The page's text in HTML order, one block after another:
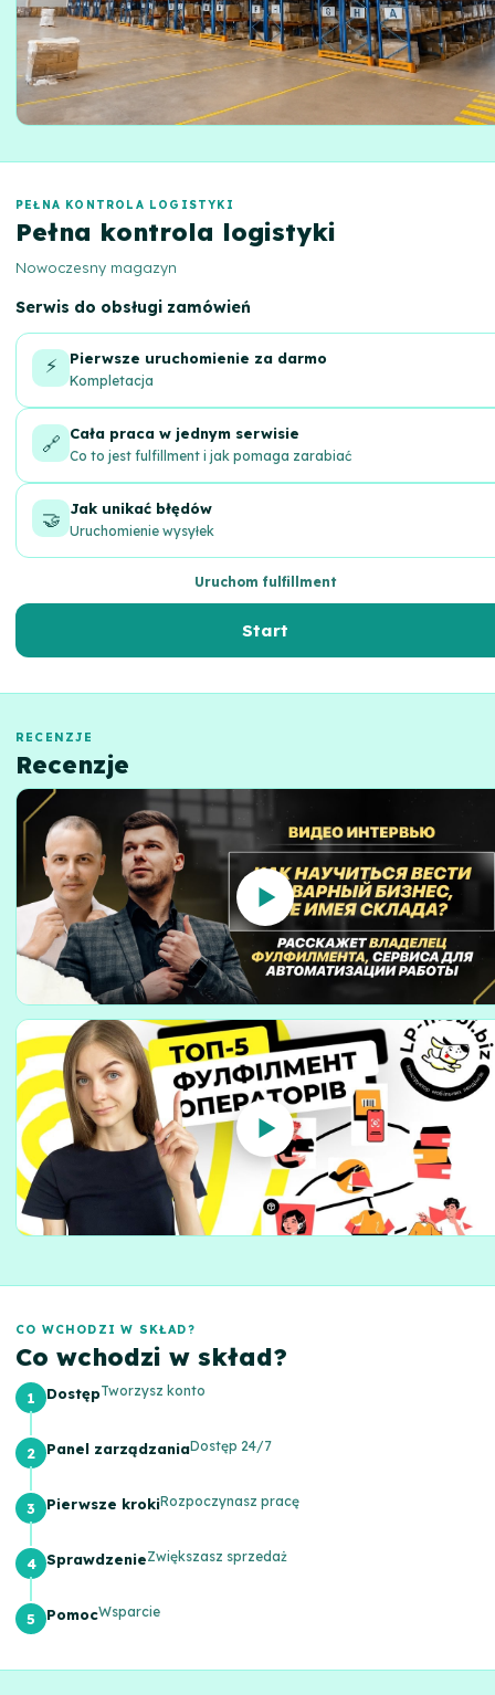
PEŁNA KONTROLA LOGISTYKI
Pełna kontrola logistyki
Nowoczesny magazyn
Serwis do obsługi zamówień
⚡ Pierwsze uruchomienie za darmo
Kompletacja
🔗 Cała praca w jednym serwisie
Co to jest fulfillment i jak pomaga zarabiać
🤝 Jak unikać błędów
Uruchomienie wysyłek
Uruchom fulfillment
Start
RECENZJE
Recenzje
CO WCHODZI W SKŁAD?
Co wchodzi w skład?
DostępTworzysz konto
Panel zarządzaniaDostęp 24/7
Pierwsze krokiRozpoczynasz pracę
SprawdzenieZwiększasz sprzedaż
PomocWsparcie